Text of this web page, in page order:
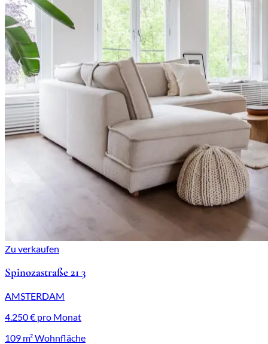
Zu verkaufen
Spinozastraße 21 3
AMSTERDAM
4.250 € pro Monat
109 m² Wohnfläche